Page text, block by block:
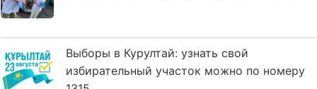
Выборы в Курултай: узнать свой
избирательный участок можно по номеру